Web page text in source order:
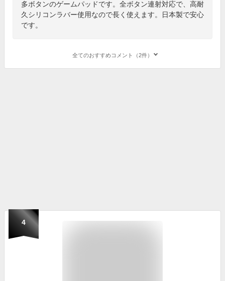
多ボタンのゲームパッドです。全ボタン連射対応で、高耐
久シリコンラバー使用なので長く使えます。日本製で安心
です。
全てのおすすめコメント（2件）
4